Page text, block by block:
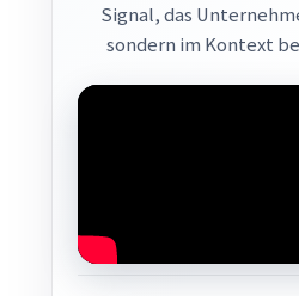
Signal, das
sondern im Kontext